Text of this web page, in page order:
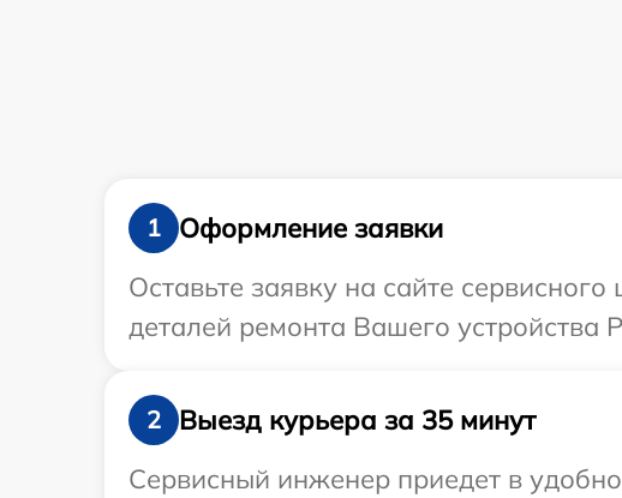
1
Оформление заявки
Оставьте заявку на сайте
деталей ремонта Вашего устройства
2
Выезд курьера за 35 минут
Сервисный инженер приедет в